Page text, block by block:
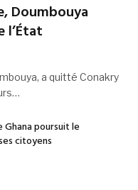
Doumbouya
l’État
a quitté Conakry
Ghana poursuit le
citoyens